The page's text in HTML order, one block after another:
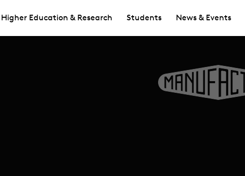
Higher Education & Research Students News & Events